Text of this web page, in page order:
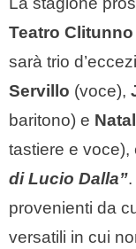
Teatro Clitunno
sarà trio
Servillo (voce),
baritono) e
tastiere e voce),
di Lucio Dalla”
provenienti da
versatili in cui